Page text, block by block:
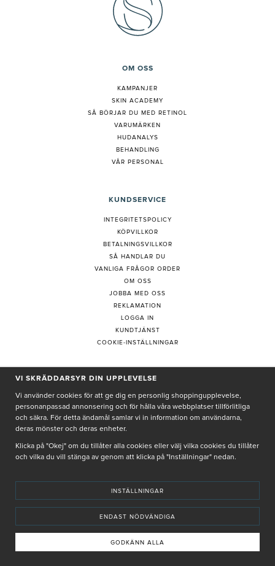
OM OSS
KAMPANJER
SKIN ACADEMY
SÅ BÖRJAR DU MED RETINOL
VARUMÄRKEN
HUDANALYS
BEHANDLING
VÅR PERSONAL
KUNDSERVICE
INTEGRITETSPOLICY
KÖPVILLKOR
BETALNINGSVILLKOR
SÅ HANDLAR DU
VANLIGA FRÅGOR ORDER
OM OSS
JOBBA MED OSS
REKLAMATION
LOGGA IN
KUNDTJÄNST
COOKIE-INSTÄLLNINGAR
PRENUMERERA PÅ NYHETSBREV
Genom att ge min e-post, accepterar jag Seth och Sallyintegritetspolicy
De uppgifter du matar in kommer endast användas till våra nyhetsbrev.
INNEHÅLLET OCH REKOMMENDATIONERNA PÅ DENNA SIDA ÄR FRAMTAGNA OCH GRANSKADE
AV VÅRA AUKTORISERADE HUDTERAPEUTER.
VI SKRÄDDARSYR DIN UPPLEVELSE
Vi använder cookies för att ge dig en personlig shoppingupplevelse,
personanpassad annonsering och för hålla våra webbplatser tillförlitliga
och säkra. För detta ändamål samlar vi in information om användarna,
deras mönster och deras enheter.
Klicka på "Okej" om du tillåter alla cookies eller välj vilka cookies du tillåter
och vilka du vill stänga av genom att klicka på "Inställningar" nedan.
INSTÄLLNINGAR
ENDAST NÖDVÄNDIGA
GODKÄNN ALLA